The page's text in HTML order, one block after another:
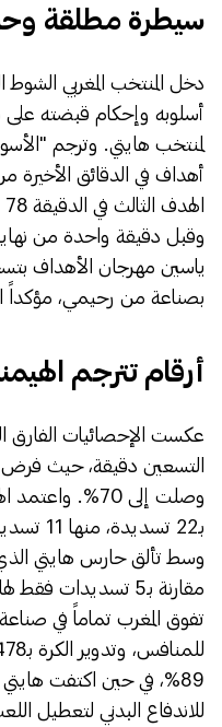
​سيطرة مطلقة
​دخل المنتخب المغربي
أسلوبه وإحكام قبضته
لمنتخب هايتي. وترجم
أهداف في الدقائق
وقبل دقيقة واحدة من
بصناعة من رحيمي، مؤكداً
​أرقام تترجم
​عكست الإحصائيات الفارق
التسعين دقيقة، حيث فرض
وصلت إلى 70%.
بـ22
مقارنة بـ5 تسديدات